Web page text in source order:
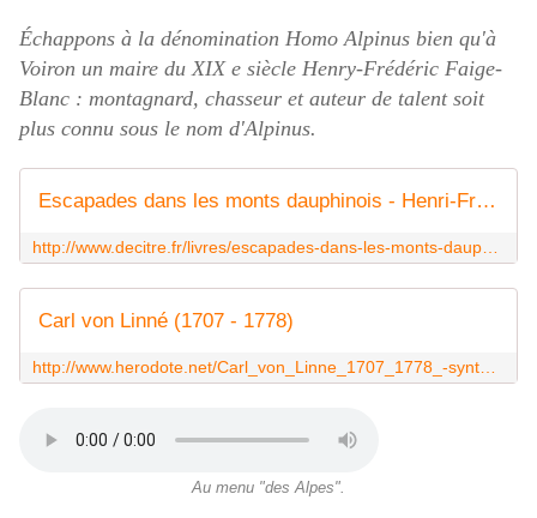
Échappons à la dénomination Homo Alpinus bien qu'à
Voiron un maire du XIX e siècle Henry-Frédéric Faige-
Blanc : montagnard, chasseur et auteur de talent soit
plus connu sous le nom d'Alpinus.
Escapades dans les monts dauphinois - Henri-Frédéric Faige-Blanc, Alpinus,Raymond Coche
Carl von Linné (1707 - 1778)
Au menu "des Alpes".